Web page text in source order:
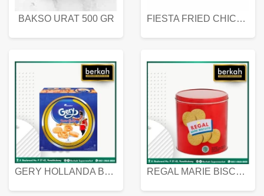
BAKSO URAT 500 GR FIESTA FRIED CHICKEN 500 GR
GERY HOLLANDA BUTTER COOKIES 450 GRAM REGAL MARIE BISCUIT KALENG 550 GRAM